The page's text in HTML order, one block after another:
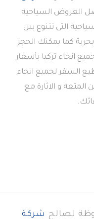
العروض السياحية
التى تتنوع بين
كما يمكنك الحجز
انحاء تركيا بأسعار
السفر لجميع انحاء
المتعة و الاثارة مع
لصالح شركة